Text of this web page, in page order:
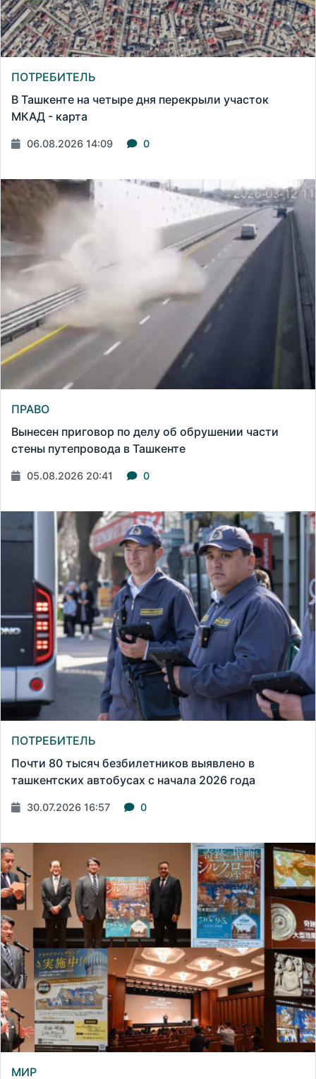
ПОТРЕБИТЕЛЬ
В Ташкенте на четыре дня перекрыли участок
МКАД - карта
06.08.2026 14:09 0
ПРАВО
Вынесен приговор по делу об обрушении части
стены путепровода в Ташкенте
05.08.2026 20:41 0
ПОТРЕБИТЕЛЬ
Почти 80 тысяч безбилетников выявлено в
ташкентских автобусах с начала 2026 года
30.07.2026 16:57 0
МИР